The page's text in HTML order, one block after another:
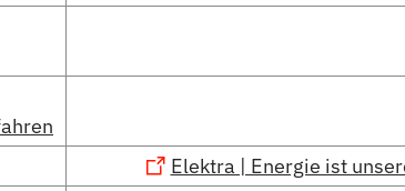
Elektra | Energie ist